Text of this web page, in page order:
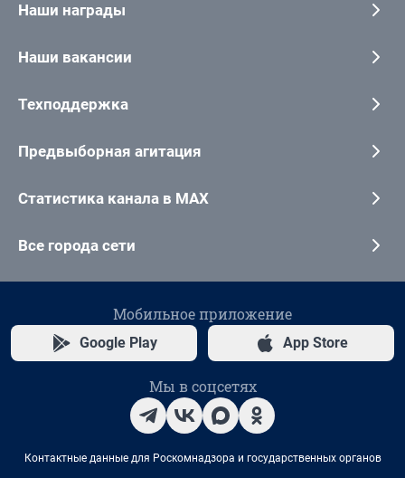
Наши награды
Наши вакансии
Техподдержка
Предвыборная агитация
Статистика канала в MAX
Все города сети
Мобильное приложение
Google Play App Store
Мы в соцсетях
Контактные данные для Роскомнадзора и государственных органов